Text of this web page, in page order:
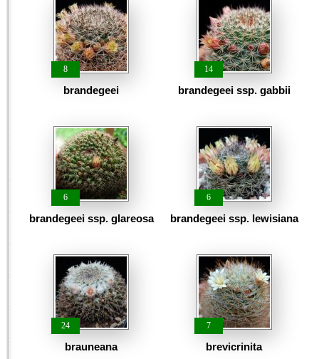
8
brandegeei
14
brandegeei ssp. gabbii
6
brandegeei ssp. glareosa
6
brandegeei ssp. lewisiana
24
brauneana
7
brevicrinita